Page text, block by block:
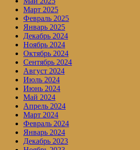
Март 2025
Февраль 2025
Январь 2025
Декабрь 2024
Ноябрь 2024
Октябрь 2024
Сентябрь 2024
Август 2024
Июль 2024
Июнь 2024
Май 2024
Апрель 2024
Март 2024
Февраль 2024
Январь 2024
Декабрь 2023